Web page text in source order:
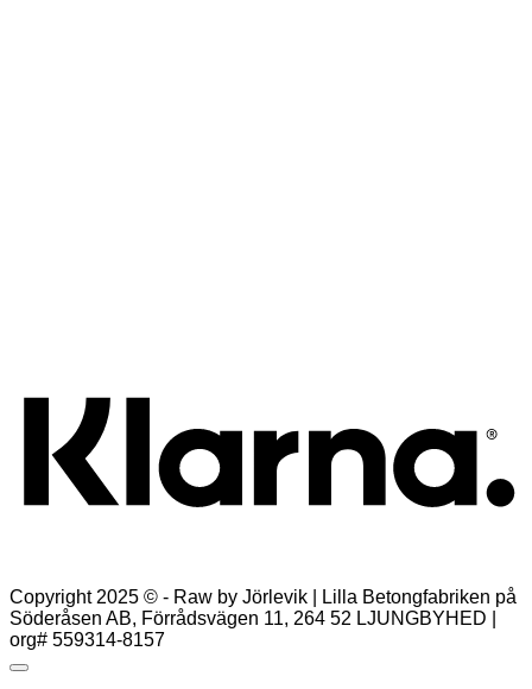
Copyright 2025 © - Raw by Jörlevik | Lilla Betongfabriken på
Söderåsen AB, Förrådsvägen 11, 264 52 LJUNGBYHED |
org# 559314-8157